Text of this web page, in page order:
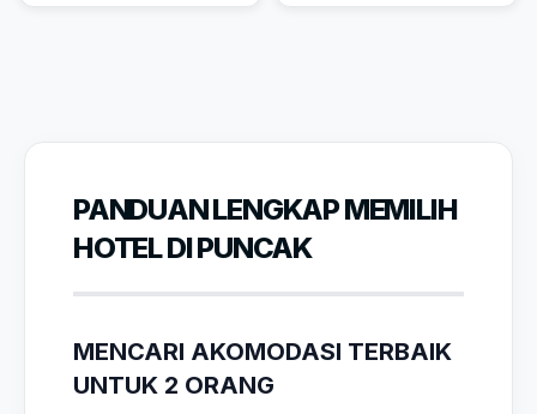
PANDUAN LENGKAP MEMILIH
HOTEL DI PUNCAK
MENCARI AKOMODASI TERBAIK
UNTUK 2 ORANG